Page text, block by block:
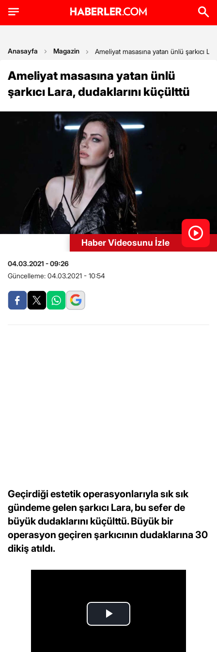
Anasayfa Magazin Ameliyat masasına yatan ünlü şarkıcı
Ameliyat masasına yatan ünlü
şarkıcı Lara, dudaklarını küçülttü
Haber Videosunu İzle
04.03.2021 - 09:26
Güncelleme: 04.03.2021 - 10:54
Geçirdiği estetik operasyonlarıyla sık sık
gündeme gelen şarkıcı Lara, bu sefer de
büyük dudaklarını küçülttü. Büyük bir
operasyon geçiren şarkıcının dudaklarına 30
dikiş atıldı.